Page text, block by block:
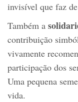
invisível que faz
Também a
contribuição
vivamente
participação dos
Uma pequena
vida.